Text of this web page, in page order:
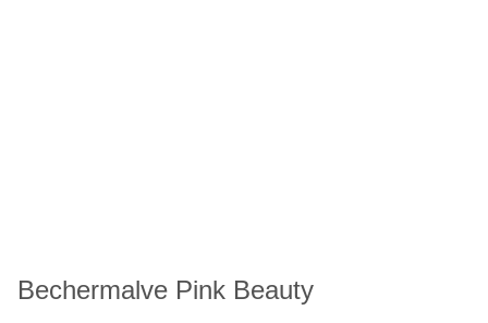
Bechermalve Pink Beauty